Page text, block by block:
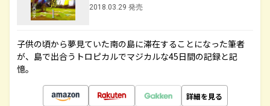
2018.03.29 発売
子供の頃から夢見ていた南の島に滞在することになった筆者
が、島で出合うトロピカルでマジカルな45日間の記録と記
憶。
詳細を見る